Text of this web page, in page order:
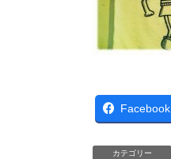
Facebook
カテゴリー